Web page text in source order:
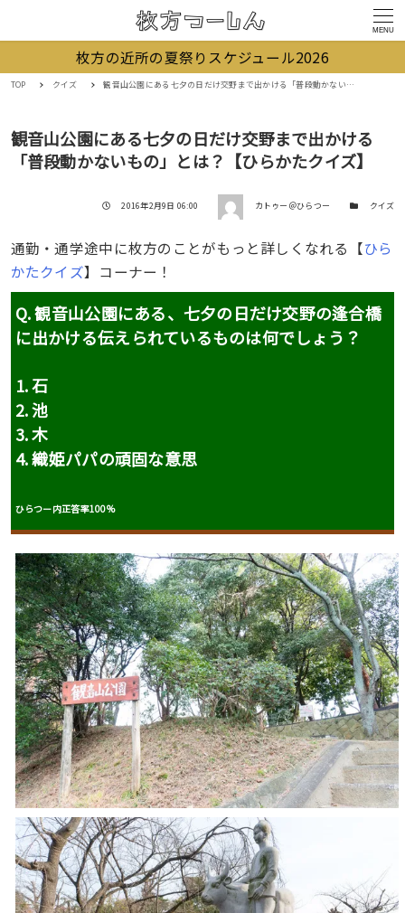
MENU
枚方の近所の夏祭りスケジュール2026
TOP クイズ 観音山公園にある七夕の日だけ交野まで出かける「普段動かないもの」とは？【ひらかたクイズ】
観音山公園にある七夕の日だけ交野まで出かける
「普段動かないもの」とは？【ひらかたクイズ】
投稿日
2016年2月9日 06:00 著者 カトゥー＠ひらつー カテゴリー
クイズ
通勤・通学途中に枚方のことがもっと詳しくなれる【ひら
かたクイズ】コーナー！
Q. 観音山公園にある、七夕の日だけ交野の逢合橋
に出かける伝えられているものは何でしょう ？
1. 石
2. 池
3. 木
4. 織姫パパの頑固な意思
ひらつー内正答率100%